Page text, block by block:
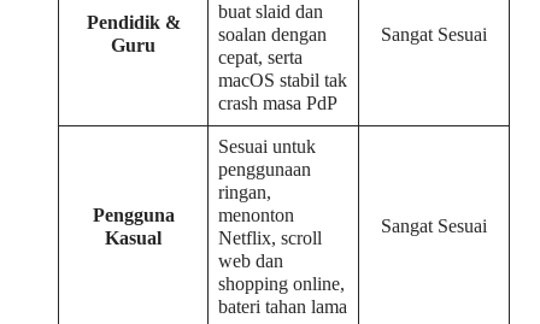
Pendidik &
Guru
buat slaid dan
soalan dengan
cepat, serta
macOS stabil tak
crash masa PdP
Sangat Sesuai
Pengguna
Kasual
Sesuai untuk
penggunaan
ringan,
menonton
Netflix, scroll
web dan
shopping online,
bateri tahan lama
Sangat Sesuai